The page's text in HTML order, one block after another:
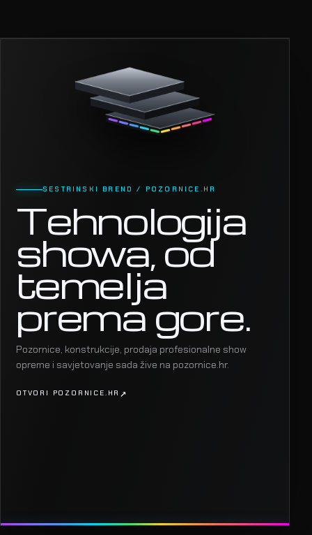
SESTRINSKI BREND / POZORNICE.HR
Tehnologija
showa, od
temelja
prema gore.
Pozornice, konstrukcije, prodaja profesionalne show
opreme i savjetovanje sada žive na pozornice.hr.
OTVORI POZORNICE.HR